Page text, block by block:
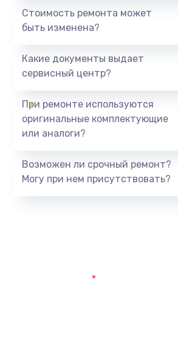
Стоимость ремонта может
быть изменена?
Какие документы выдает
сервисный центр?
При ремонте используются
оригинальные комплектующие
или аналоги?
Возможен ли срочный ремонт?
Могу при нем присутствовать?